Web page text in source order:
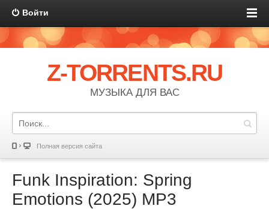
Войти
Z-TORRENTS.RU
МУЗЫКА ДЛЯ ВАС
Полная версия сайта
Funk Inspiration: Spring
Emotions (2025) MP3